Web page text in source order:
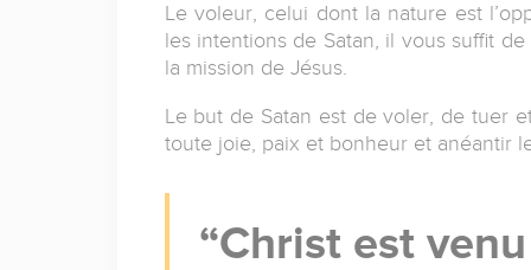
Le voleur, celui dont la nature est
les intentions de Satan, il vous suffit
la mission de Jésus.
Le but de Satan est de voler, de tuer
toute joie, paix et bonheur et anéantir
Christ est